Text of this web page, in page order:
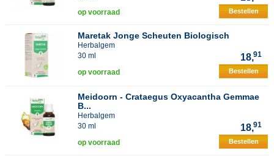
op voorraad Bestellen
Maretak Jonge Scheuten Biologisch
Herbalgem
30 ml
18,91
op voorraad Bestellen
Meidoorn - Crataegus Oxyacantha Gemmae
B...
Herbalgem
30 ml
18,91
op voorraad Bestellen